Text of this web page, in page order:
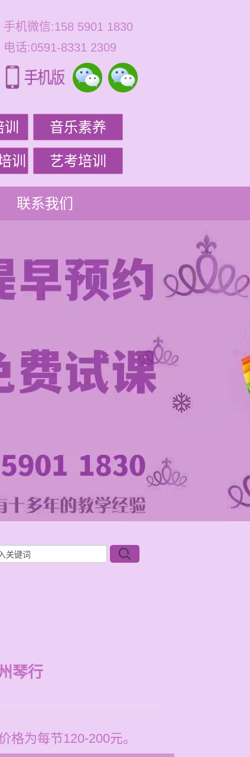
手机微信:158 5901 1830
电话:0591-8331 2309
音乐素养
训 艺考培训
联系我们
琴行
为每节120-200元。